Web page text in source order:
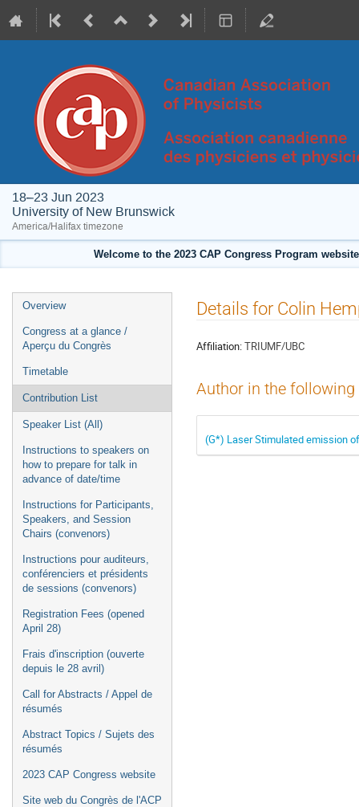
18–23 Jun 2023
University of New Brunswick
America/Halifax timezone
Welcome to the 2023 CAP Congress Program
Event
menu
Overview
Congress at a glance /
Aperçu du Congrès
Timetable
Contribution List
Speaker List (All)
Instructions to speakers on
how to prepare for talk in
advance of date/time
Instructions for Participants,
Speakers, and Session
Chairs (convenors)
Instructions pour auditeurs,
conférenciers et présidents
de sessions (convenors)
Registration Fees (opened
April 28)
Frais d'inscription (ouverte
depuis le 28 avril)
Call for Abstracts / Appel de
résumés
Abstract Topics / Sujets des
résumés
2023 CAP Congress website
Site web du Congrès de l'ACP
Details for Colin
Affiliation:TRIUMF/UBC
Author in the
(G*) Laser Stimulated emission